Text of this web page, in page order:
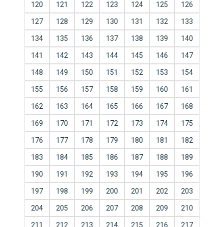
120 121 122 123 124 125 126
127 128 129 130 131 132 133
134 135 136 137 138 139 140
141 142 143 144 145 146 147
148 149 150 151 152 153 154
155 156 157 158 159 160 161
162 163 164 165 166 167 168
169 170 171 172 173 174 175
176 177 178 179 180 181 182
183 184 185 186 187 188 189
190 191 192 193 194 195 196
197 198 199 200 201 202 203
204 205 206 207 208 209 210
211 212 213 214 215 216 217